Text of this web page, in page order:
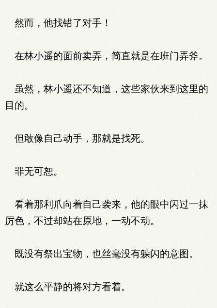
然而，他找错了对手！
在林小遥的面前卖弄，简直就是在班门弄斧。
虽然，林小遥还不知道，这些家伙来到这里的
目的。
但敢像自己动手，那就是找死。
罪无可恕。
看着那利爪向着自己袭来，他的眼中闪过一抹
厉色，不过却站在原地，一动不动。
既没有祭出宝物，也丝毫没有躲闪的意图。
就这么平静的将对方看着。